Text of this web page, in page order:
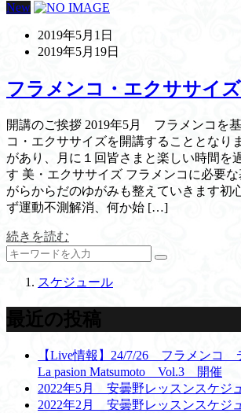
New
2019年5月1日
2019年5月19日
フラメンコ・エクササイ
開講のご挨拶 2019年5月 フラメンコを
コ・エクササイズを開講することとなり
があり、月に１回皆さまと楽しい時間を
す 美・エクササイズ フラメンコに必要
がらからだのゆがみも整えていきます初
ず運動不測解消、何か始 […]
続きを読む
スケジュール
最近の投稿
【Live情報】24/7/26 フラメンコ
La pasion Matsumoto Vol.3 開催
2022年5月 安曇野レッスンスケジ
2022年2月 安曇野レッスンスケジ